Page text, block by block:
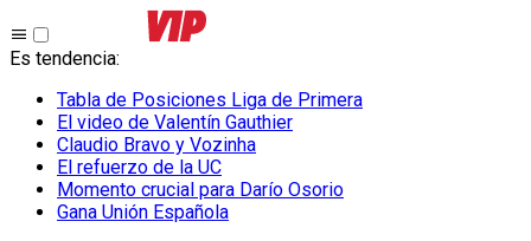
Es tendencia:
Tabla de Posiciones Liga de Primera
El video de Valentín Gauthier
Claudio Bravo y Vozinha
El refuerzo de la UC
Momento crucial para Darío Osorio
Gana Unión Española